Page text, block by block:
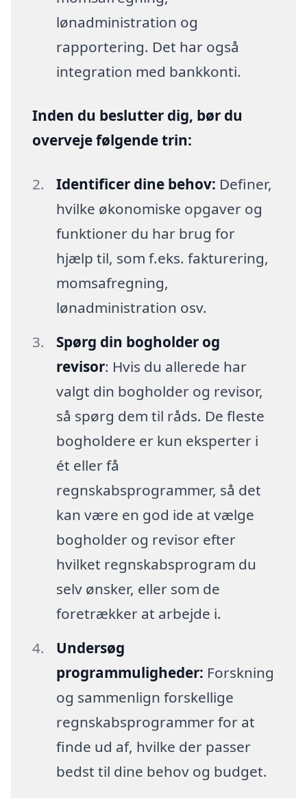
lønadministration og
rapportering. Det har også
integration med bankkonti.
Inden du beslutter dig, bør du
overveje følgende trin:
Identificer dine behov: Definer,
hvilke økonomiske opgaver og
funktioner du har brug for
hjælp til, som f.eks. fakturering,
momsafregning,
lønadministration osv.
Spørg din bogholder og
revisor: Hvis du allerede har
valgt din bogholder og revisor,
så spørg dem til råds. De fleste
bogholdere er kun eksperter i
ét eller få
regnskabsprogrammer, så det
kan være en god ide at vælge
bogholder og revisor efter
hvilket regnskabsprogram du
selv ønsker, eller som de
foretrækker at arbejde i.
Undersøg
programmuligheder: Forskning
og sammenlign forskellige
regnskabsprogrammer for at
finde ud af, hvilke der passer
bedst til dine behov og budget.